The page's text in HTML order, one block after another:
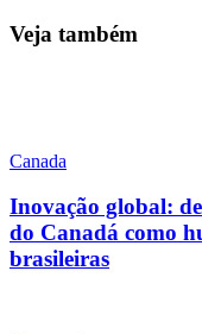
Veja também
Canada
Inovação global:
do Canadá como
brasileiras